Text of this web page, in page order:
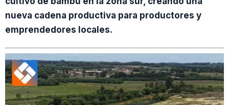
nueva cadena productiva para productores y
emprendedores locales.